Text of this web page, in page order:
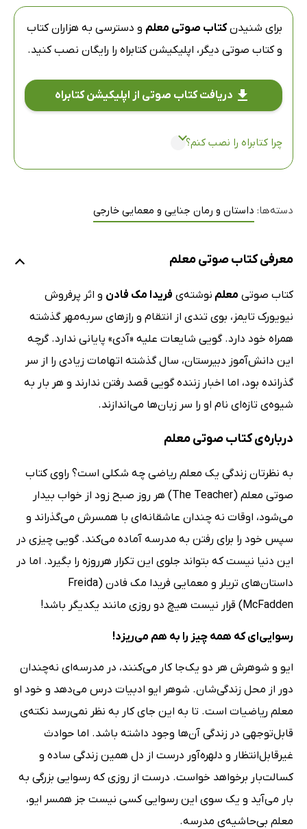
برای شنیدنکتاب صوتی معلم و دسترسی به هزاران کتاب
و کتاب صوتی دیگر، اپلیکیشن کتابراه را رایگان نصب کنید.
دریافت کتاب صوتی از اپلیکیشن کتابراه
چرا کتابراه را نصب کنم؟
دسته‌ها: داستان و رمان جنایی و معمایی خارجی
معرفی کتاب صوتی معلم
کتاب صوتی معلم نوشته‌ی فریدا مک فادن و اثر پرفروش
نیویورک تایمز، بوی تندی از انتقام و رازهای سربه‌مهر گذشته
همراه خود دارد. گویی شایعات علیه «آدی» پایانی ندارد. گرچه
این دانش‌آموز دبیرستان، سال گذشته اتهامات زیادی را از سر
گذرانده بود، اما اخبار زننده گویی قصد رفتن ندارند و هر بار به
شیوه‌ی تازه‌ای نام او را سر زبان‌ها می‌اندازند.
درباره‌ی کتاب صوتی معلم
به‌ نظرتان زندگی یک معلم ریاضی چه شکلی است؟ راوی کتاب
صوتی معلم (The Teacher) هر روز صبح زود از خواب بیدار
می‌شود، اوقات نه چندان عاشقانه‌ای با همسرش می‌گذراند و
سپس خود را برای رفتن به مدرسه آماده می‌کند. گویی چیزی در
این دنیا نیست که بتواند جلوی این تکرار هرروزه را بگیرد. اما در
داستان‌های تریلر و معمایی فریدا مک فادن (Freida
McFadden) قرار نیست هیچ دو روزی مانند یکدیگر باشد!
رسوایی‌ای که همه‌ چیز را به هم می‌ریزد!
ایو و شوهرش هر دو یک‌جا کار می‌کنند، در مدرسه‌ای نه‌چندان
دور از محل‌ زندگی‌شان. شوهر ایو ادبیات درس می‌دهد و خود او
معلم ریاضیات است. تا به این جای کار به‌ نظر نمی‌رسد نکته‌ی
قابل‌توجهی در زندگی آن‌ها وجود داشته باشد. اما حوادث
غیرقابل‌انتظار و دلهره‌آور درست از دل همین زندگی ساده و
کسالت‌بار برخواهد خواست. درست از روزی که رسوایی بزرگی به
بار می‌آید و یک سوی این رسوایی کسی نیست جز همسر ایو،
معلم بی‌حاشیه‌ی مدرسه.